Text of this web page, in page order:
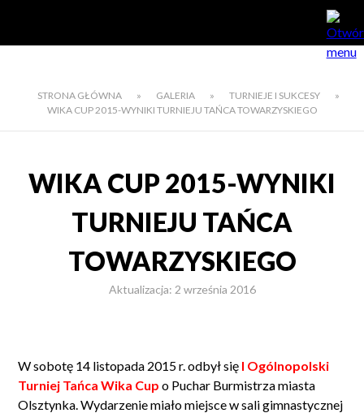
STRONA GŁÓWNA » GALERIA » TURNIEJE I SUKCESY
»
WIKA CUP 2015-WYNIKI TURNIEJU TAŃCA TOWARZYSKIEGO
WIKA CUP 2015-WYNIKI
TURNIEJU TAŃCA
TOWARZYSKIEGO
Aktualizacja: 2 września 2016
W sobotę 14 listopada 2015 r. odbył się I Ogólnopolski
Turniej Tańca Wika Cup o Puchar Burmistrza miasta
Olsztynka. Wydarzenie miało miejsce w sali gimnastycznej